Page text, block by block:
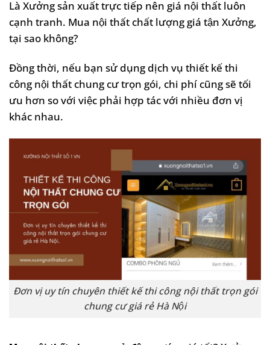
Là Xưởng sản xuất trực tiếp nên giá nội thất luôn
cạnh tranh. Mua nội thất chất lượng giá tận Xưởng,
tại sao không?
Đồng thời, nếu bạn sử dụng dịch vụ thiết kế thi
công nội thất chung cư trọn gói, chi phí cũng sẽ tối
ưu hơn so với việc phải hợp tác với nhiều đơn vị
khác nhau.
Đơn vị uy tín chuyên thiết kế thi công nội thất trọn gói
chung cư giá rẻ Hà Nội